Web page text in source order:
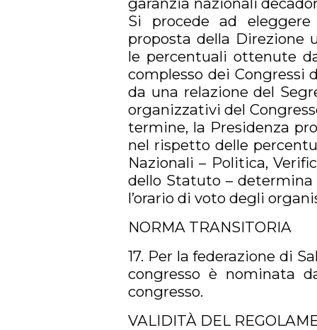
Si procede ad
proposta della Direzione
le percentuali ottenute
complesso dei Congressi
da una relazione del
organizzativi del
termine, la Presidenza
nel rispetto delle
Nazionali – Politica,
dello Statuto –
l’orario di voto degli
NORMA TRANSITORIA
17. Per la federazione di
congresso è nominata
congresso.
VALIDITÀ DEL